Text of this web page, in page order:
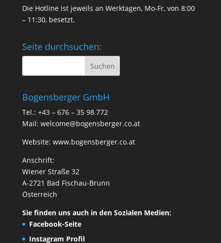
Die Hotline ist jeweils an Werktagen, Mo-Fr, von 8:00
– 11:30, besetzt.
Seite durchsuchen:
Bogensberger GmbH
Tel.: +43 – 676 – 35 98 772
Mail: welcome@bogensberger.co.at
Website: www.bogensberger.co.at
Anschrift:
Wiener Straße 32
A-2721 Bad Fischau-Brunn
Österreich
Sie finden uns auch in den Sozialen Medien:
Facebook-Seite
Instagram Profil